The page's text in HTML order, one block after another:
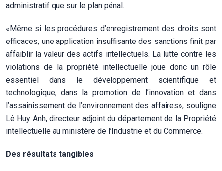
administratif que sur le plan pénal.
«Même si les procédures d’enregistrement des droits sont
efficaces, une application insuffisante des sanctions finit par
affaiblir la valeur des actifs intellectuels. La lutte contre les
violations de la propriété intellectuelle joue donc un rôle
essentiel dans le développement scientifique et
technologique, dans la promotion de l’innovation et dans
l’assainissement de l’environnement des affaires», souligne
Lê Huy Anh, directeur adjoint du département de la Propriété
intellectuelle au ministère de l’Industrie et du Commerce.
Des résultats tangibles